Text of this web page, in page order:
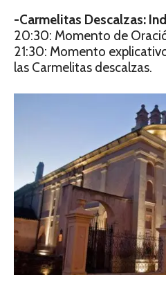
-Carmelitas Descalzas:
20:30: Momento de
21:30: Momento
las Carmelitas descalzas.